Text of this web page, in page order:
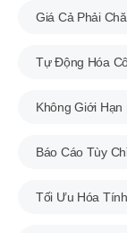
Giá Cả Phải
Tự Động Hóa
Không Giới Hạn
Báo Cáo Tùy
Tối Ưu Hóa